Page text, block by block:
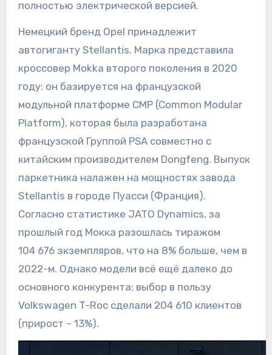
полностью электрической версией.
Немецкий бренд Opel принадлежит
автогиганту Stellantis. Марка представила
кроссовер Mokka второго поколения в 2020
году: он базируется на французской
модульной платформе CMP (Common Modular
Platform), которая была разработана
французской Группой PSA совместно с
китайским производителем Dongfeng. Выпуск
паркетника налажен на мощностях завода
Stellantis в городе Пуасси (Франция).
Согласно статистике JATO Dynamics, за
прошлый год Мокка разошлась тиражом
104 676 экземпляров, что на 8% больше, чем в
2022-м. Однако модели всё ещё далеко до
основного конкурента: выбор в пользу
Volkswagen T-Roc сделали 204 610 клиентов
(прирост – 13%).